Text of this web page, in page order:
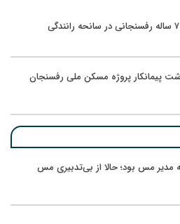
پیمانکار پروژه مسکن ملی رفسنجان
مدیر مس بود؛ حالا از بی‌تدبیری مس